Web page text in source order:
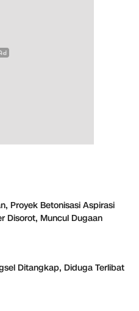
Proyek Betonisasi Aspirasi
Disorot, Muncul Dugaan
Ditangkap, Diduga Terlibat